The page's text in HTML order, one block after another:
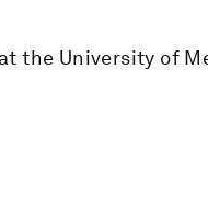
the University of